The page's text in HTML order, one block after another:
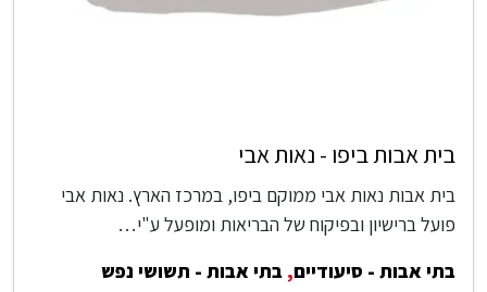
בית אבות ביפו - נאות אבי
בית אבות נאות אבי ממוקם ביפו, במרכז הארץ. נאות אבי
פועל ברישיון ובפיקוח של הבריאות ומופעל ע"י…
בתי אבות - סיעודיים, בתי אבות - תשושי נפש